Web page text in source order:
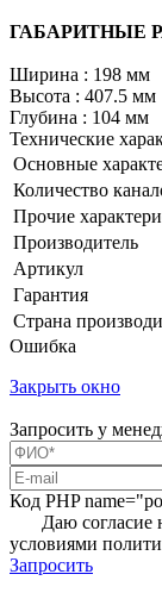
ГАБАРИТНЫЕ
Ширина : 198 мм
Высота : 407.5 мм
Глубина : 104 мм
Технические
Основные
Количество
Прочие
Производитель
Артикул
Гарантия
Страна
Ошибка
Закрыть окно
Запросить у
Код PHP
Даю согласие
условиями
Запросить